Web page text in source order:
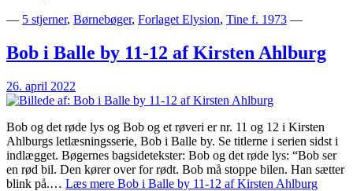
— 5 stjerner, Børnebøger, Forlaget Elysion, Tine f. 1973 —
Bob i Balle by 11-12 af Kirsten Ahlburg
26. april 2022
Bob og det røde lys og Bob og et røveri er nr. 11 og 12 i Kirsten
Ahlburgs letlæsningsserie, Bob i Balle by. Se titlerne i serien sidst i
indlægget. Bøgernes bagsidetekster: Bob og det røde lys: “Bob ser
en rød bil. Den kører over for rødt. Bob må stoppe bilen. Han sætter
blink på.… Læs mere Bob i Balle by 11-12 af Kirsten Ahlburg